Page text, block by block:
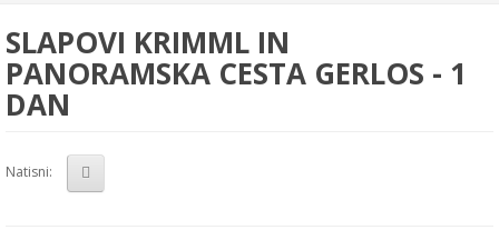
SLAPOVI KRIMML IN
PANORAMSKA CESTA GERLOS - 1
DAN
Natisni: